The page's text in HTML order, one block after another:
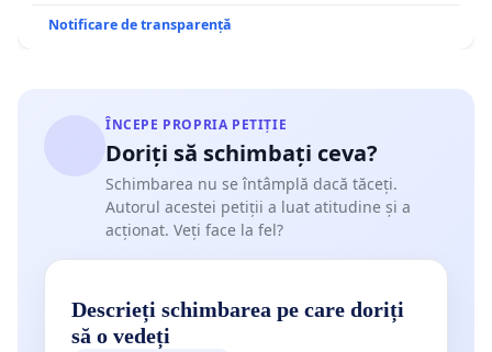
Notificare de transparență
ÎNCEPE PROPRIA PETIȚIE
Doriți să schimbați ceva?
Schimbarea nu se întâmplă dacă tăceți.
Autorul acestei petiții a luat atitudine și a
acționat. Veți face la fel?
Descrieți schimbarea pe care doriți
să o vedeți